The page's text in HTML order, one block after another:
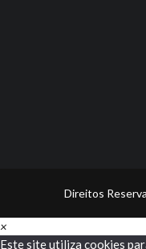
Direitos
×
Este site utiliza cookies